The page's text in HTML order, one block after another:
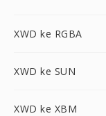
XWD ke RGBA
XWD ke SUN
XWD ke XBM